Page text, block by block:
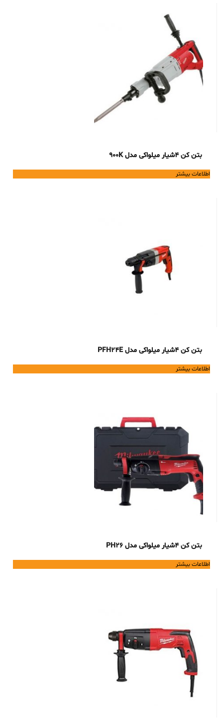
بتن کن 4شیار میلواکی مدل 900K
اطلاعات بیشتر
بتن کن 4شیار میلواکی مدل PFH24E
اطلاعات بیشتر
بتن کن 4شیار میلواکی مدل PH26
اطلاعات بیشتر